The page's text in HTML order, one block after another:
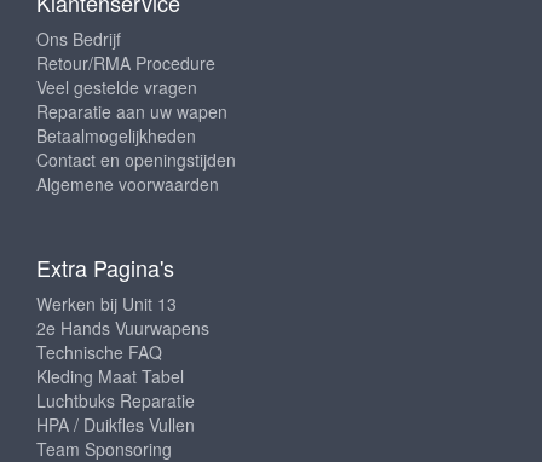
Ons Bedrijf
Retour/RMA Procedure
Veel gestelde vragen
Reparatie aan uw wapen
Betaalmogelijkheden
Contact en openingstijden
Algemene voorwaarden
Extra Pagina's
Werken bij Unit 13
2e Hands Vuurwapens
Technische FAQ
Kleding Maat Tabel
Luchtbuks Reparatie
HPA / Duikfles Vullen
Team Sponsoring